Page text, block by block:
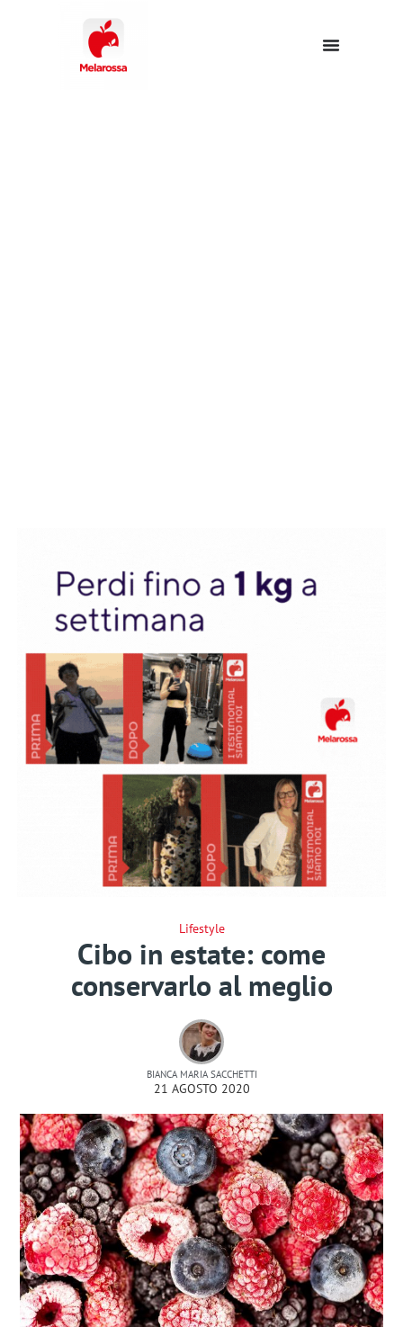
Lifestyle
Cibo in estate: come
conservarlo al meglio
BIANCA MARIA SACCHETTI
21 AGOSTO 2020